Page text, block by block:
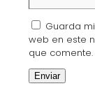
Guarda
web en este
que comente.